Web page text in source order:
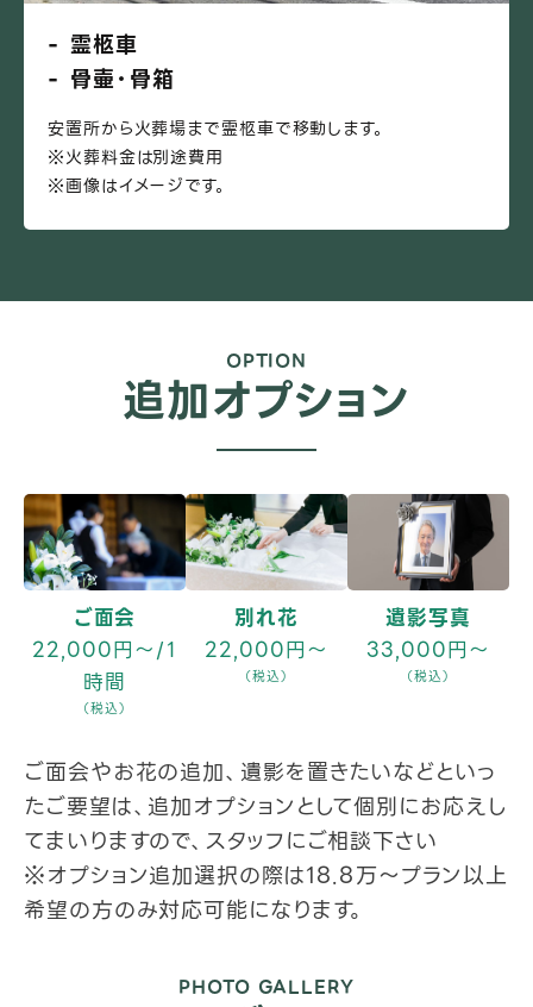
霊柩車
骨壷・骨箱
安置所から火葬場まで霊柩車で移動します。
※火葬料金は別途費用
※画像はイメージです。
追加オプション
ご面会
22,000円～/1
時間
（税込）
別れ花
22,000円～
（税込）
遺影写真
33,000円～
（税込）
ご面会やお花の追加、遺影を置きたいなどといっ
たご要望は、追加オプションとして個別にお応えし
てまいりますので、スタッフにご相談下さい
※オプション追加選択の際は18.8万～プラン以上
希望の方のみ対応可能になります。